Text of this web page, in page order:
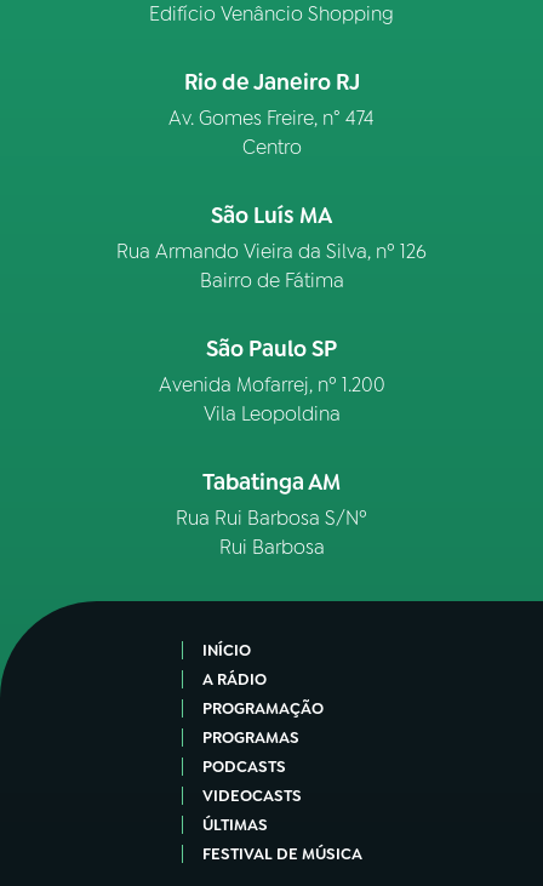
Edifício Venâncio Shopping
Rio de Janeiro RJ
Av. Gomes Freire, n° 474
Centro
São Luís MA
Rua Armando Vieira da Silva, nº 126
Bairro de Fátima
São Paulo SP
Avenida Mofarrej, nº 1.200
Vila Leopoldina
Tabatinga AM
Rua Rui Barbosa S/Nº
Rui Barbosa
INÍCIO
A RÁDIO
PROGRAMAÇÃO
PROGRAMAS
PODCASTS
VIDEOCASTS
ÚLTIMAS
FESTIVAL DE MÚSICA